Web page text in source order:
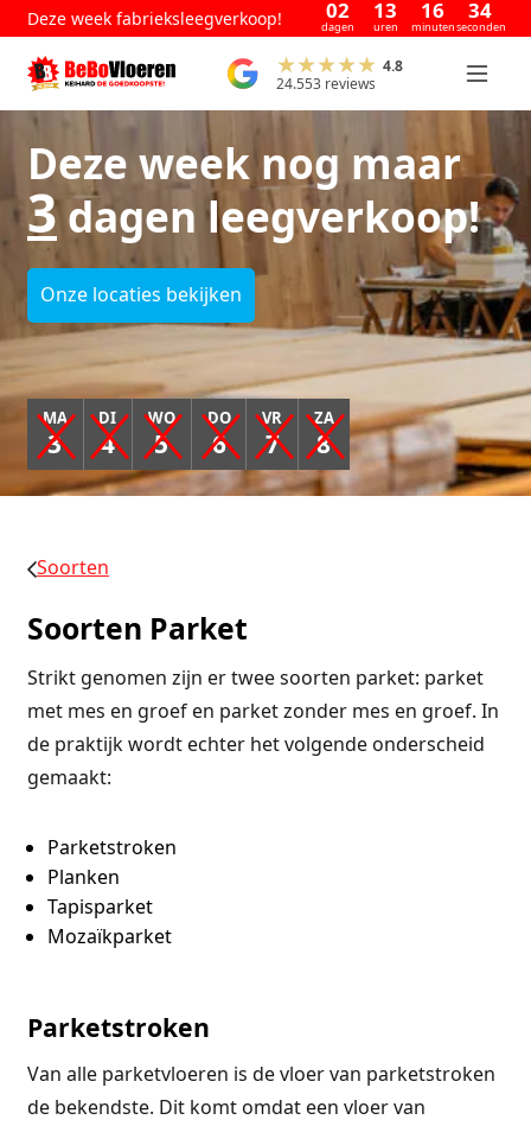
Deze week fabrieksleegverkoop! 02
dagen
13
uren
16
minuten
33
seconden
4.8
24.553 reviews
Deze week nog maar
3dagen leegverkoop!
Onze locaties bekijken
MA
3
DI
4
WO
5
DO
6
VR
7
ZA
8
Soorten
Soorten Parket
Strikt genomen zijn er twee soorten parket: parket
met mes en groef en parket zonder mes en groef. In
de praktijk wordt echter het volgende onderscheid
gemaakt:
Parketstroken
Planken
Tapisparket
Mozaïkparket
Parketstroken
Van alle parketvloeren is de vloer van parketstroken
de bekendste. Dit komt omdat een vloer van